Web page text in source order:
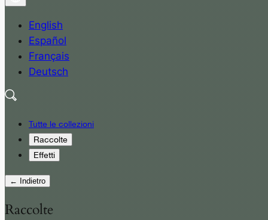
English
Español
Français
Deutsch
Tutte le collezioni
Raccolte
Effetti
← Indietro
Raccolte